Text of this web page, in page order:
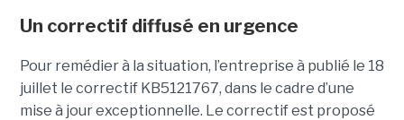
Un correctif diffusé en urgence
Pour remédier à la situation, l’entreprise à publié le 18
juillet le correctif KB5121767, dans le cadre d’une
mise à jour exceptionnelle. Le correctif est proposé